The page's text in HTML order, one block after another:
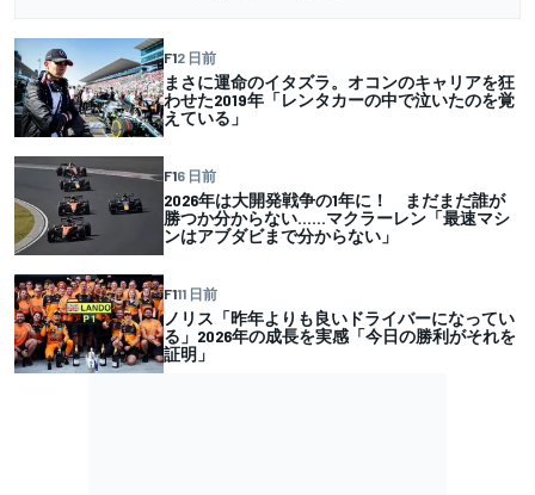
F12 日前
まさに運命のイタズラ。オコンのキャリアを狂
わせた2019年「レンタカーの中で泣いたのを覚
えている」
F16 日前
2026年は大開発戦争の1年に！ まだまだ誰が
勝つか分からない……マクラーレン「最速マシ
ンはアブダビまで分からない」
F111 日前
ノリス「昨年よりも良いドライバーになってい
る」2026年の成長を実感「今日の勝利がそれを
証明」